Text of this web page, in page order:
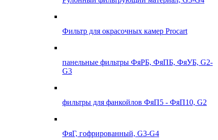
Фильтр для окрасочных камер Procart
панельные фильтры ФяРБ, ФяПБ, ФяУБ, G2-
G3
фильтры для фанкойлов ФяП5 - ФяП10, G2
ФяГ, гофрированный, G3-G4